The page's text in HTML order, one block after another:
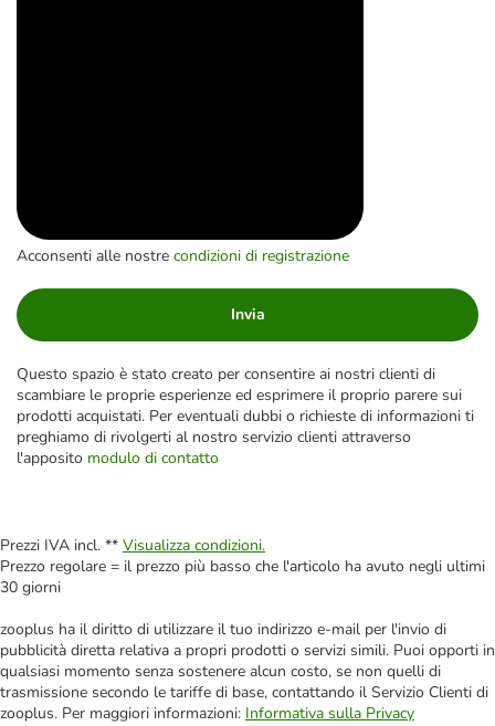
Acconsenti alle nostre condizioni di registrazione
Invia
Questo spazio è stato creato per consentire ai nostri clienti di
scambiare le proprie esperienze ed esprimere il proprio parere sui
prodotti acquistati. Per eventuali dubbi o richieste di informazioni ti
preghiamo di rivolgerti al nostro servizio clienti attraverso
l'apposito modulo di contatto
Prezzi IVA incl. ** Visualizza condizioni.
Prezzo regolare = il prezzo più basso che l'articolo ha avuto negli ultimi
30 giorni
zooplus ha il diritto di utilizzare il tuo indirizzo e-mail per l'invio di
pubblicità diretta relativa a propri prodotti o servizi simili. Puoi opporti in
qualsiasi momento senza sostenere alcun costo, se non quelli di
trasmissione secondo le tariffe di base, contattando il Servizio Clienti di
zooplus. Per maggiori informazioni: Informativa sulla Privacy